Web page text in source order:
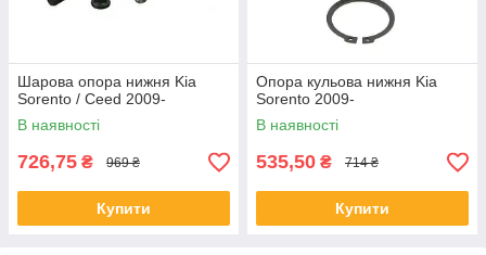
Шарова опора нижня Kia
Sorento / Ceed 2009-
В наявності
726,75 ₴ 969 ₴
Купити
Опора кульова нижня Kia
Sorento 2009-
В наявності
535,50 ₴ 714 ₴
Купити